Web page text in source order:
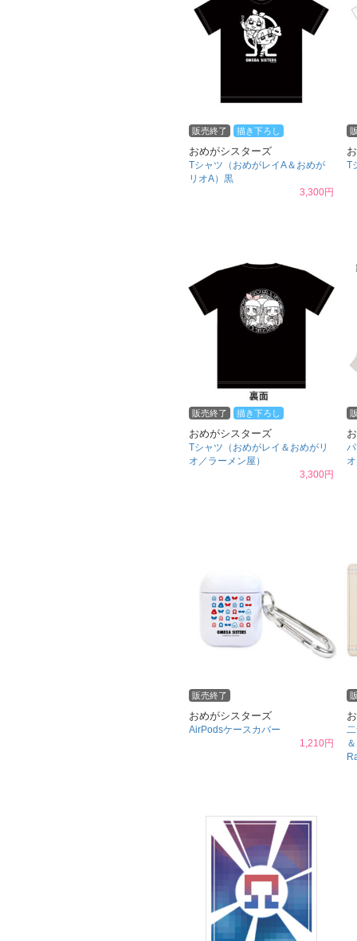
販売終了 描き下ろし
おめがシスターズ
Tシャツ（おめがレイA＆おめが
リオA）黒
3,300円
T
販売終了 描き下ろし
おめがシスターズ
Tシャツ（おめがレイ＆おめがリ
オ／ラーメン屋）
3,300円
販売終了
おめがシスターズ
AirPodsケースカバー
1,210円